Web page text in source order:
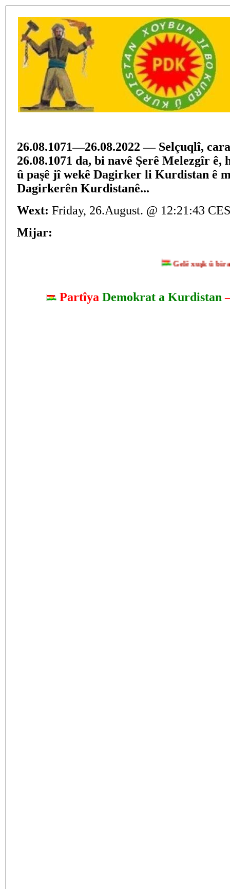
26.08.1071—26.08.2022 — Selçuqlî,
26.08.1071 da, bi navê Şerê Melezgîr
û paşê jî wekê Dagirker li Kurdistan ê
Dagirkerên Kurdistanê...
Wext: Friday, 26.August. @ 12:21:43
Mijar:
Gelê xuşk û
Partîya Demokrat a Kurdistan